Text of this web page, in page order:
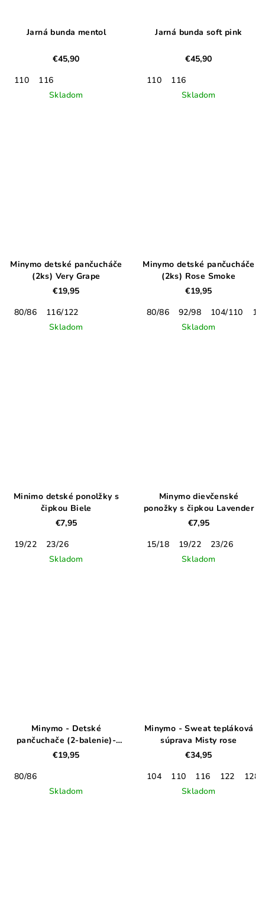
Jarná bunda mentol
€45,90
110
116
Skladom
Jarná bunda soft pink
€45,90
110
116
Skladom
Minymo detské pančucháče
(2ks) Very Grape
€19,95
80/86
116/122
Skladom
Minymo detské pančucháče
(2ks) Rose Smoke
€19,95
80/86
92/98 104/110
Skladom
Minimo detské ponolžky s
čipkou Biele
€7,95
19/22
23/26
Skladom
Minymo dievčenské
ponožky s čipkou Lavender
€7,95
15/18
19/22
23/26
Skladom
Minymo - Detské
pančuchače (2-balenie)-
Orchid Haze
€19,95
80/86
Skladom
Minymo - Sweat tepláková
súprava Misty rose
€34,95
104
110 116 122
128
Skladom